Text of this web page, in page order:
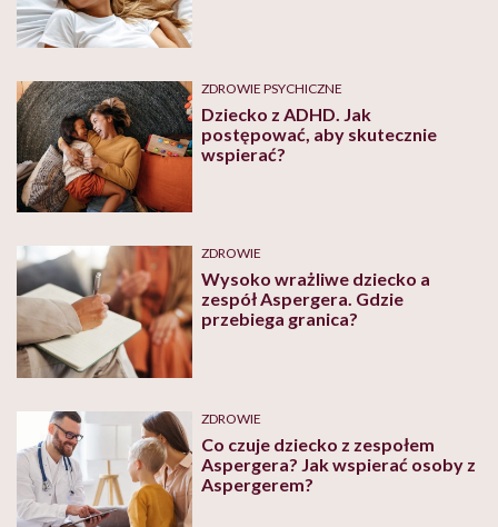
ZDROWIE PSYCHICZNE
Dziecko z ADHD. Jak
postępować, aby skutecznie
wspierać?
ZDROWIE
Wysoko wrażliwe dziecko a
zespół Aspergera. Gdzie
przebiega granica?
ZDROWIE
Co czuje dziecko z zespołem
Aspergera? Jak wspierać osoby z
Aspergerem?